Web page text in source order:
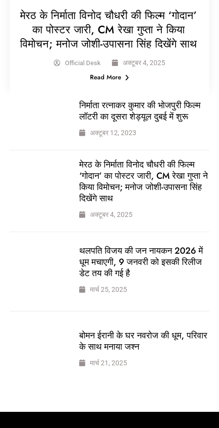
मेरठ के निर्माता विनोद चौधरी की फिल्म ‘गोदान’
का पोस्टर जारी, CM रेखा गुप्ता ने किया
विमोचन; मनोज जोशी-उपासना सिंह दिखेंगे साथ
Official Desk अक्टूबर 4, 2025
Read More
निर्माता रत्नाकर कुमार की भोजपुरी फिल्म
लॉटरी का दूसरा शेड्यूल दुबई में शुरू
अक्टूबर 12, 2023
मेरठ के निर्माता विनोद चौधरी की फिल्म
‘गोदान’ का पोस्टर जारी, CM रेखा गुप्ता ने
किया विमोचन; मनोज जोशी-उपासना सिंह
दिखेंगे साथ
अक्टूबर 4, 2025
थलपति विजय की जन नायकन 2026 में
धूम मचाएगी, 9 जनवरी को इसकी रिलीज
डेट तय की गई है
मार्च 25, 2025
बोमन ईरानी के घर नवरोज की धूम, परिवार
के साथ मनाया जश्न
मार्च 21, 2025